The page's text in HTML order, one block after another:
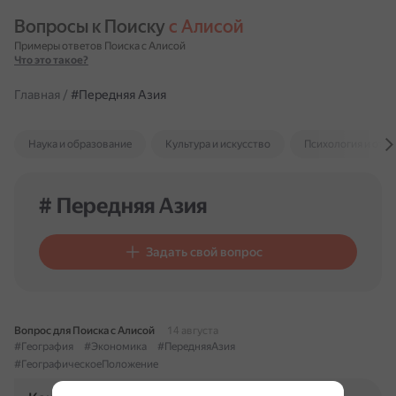
Вопросы к Поиску с Алисой
Примеры ответов Поиска с Алисой
Что это такое?
Главная / #Передняя Азия
Наука и образование Культура и искусство Психология и
# Передняя Азия
Задать свой вопрос
Вопрос для Поиска с Алисой
14 августа
#География
#Экономика
#ПередняяАзия
#ГеографическоеПоложение